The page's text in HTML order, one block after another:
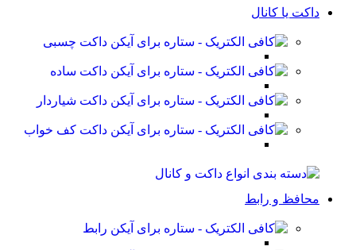
داکت یا کانال
داکت چسبی
داکت ساده
داکت شیاردار
داکت کف خواب
محافظ و رابط
رابط